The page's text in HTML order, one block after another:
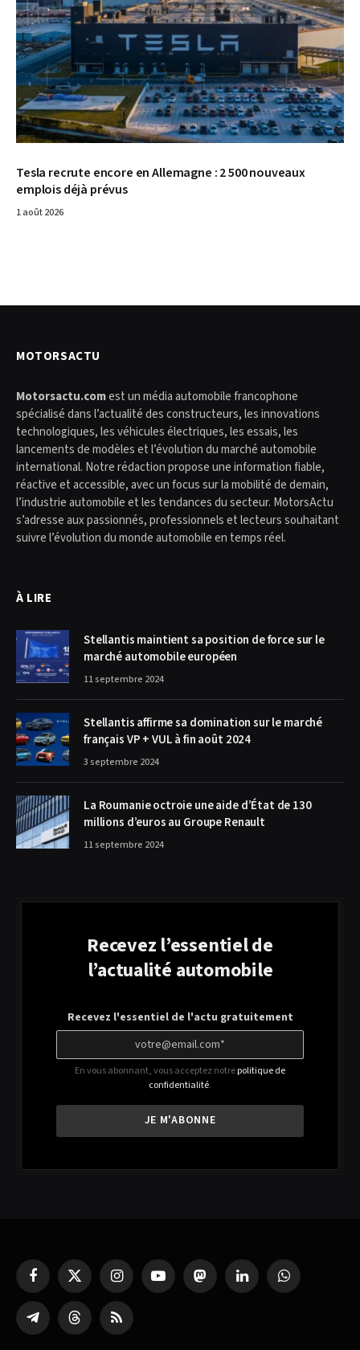
Tesla recrute encore en Allemagne : 2 500 nouveaux
emplois déjà prévus
1 août 2026
MOTORSACTU
Motorsactu.comest un média automobile francophone
spécialisé dans l’actualité des constructeurs, les innovations
technologiques, les véhicules électriques, les essais, les
lancements de modèles et l’évolution du marché automobile
international. Notre rédaction propose une information fiable,
réactive et accessible, avec un focus sur la mobilité de demain,
l’industrie automobile et les tendances du secteur. MotorsActu
s’adresse aux passionnés, professionnels et lecteurs souhaitant
suivre l’évolution du monde automobile en temps réel.
À LIRE
Stellantis maintient sa position de force sur le
marché automobile européen
11 septembre 2024
Stellantis affirme sa domination sur le marché
français VP + VUL à fin août 2024
3 septembre 2024
La Roumanie octroie une aide d’État de 130
millions d’euros au Groupe Renault
11 septembre 2024
Recevez l’essentiel de
l’actualité automobile
Recevez l'essentiel de l'actu gratuitement
En vous abonnant, vous acceptez notrepolitique de
confidentialité.
FacebookX
(Twitter)
InstagramYouTube MastodonLinkedIn WhatsApp
Partager
sur
Threads RSS